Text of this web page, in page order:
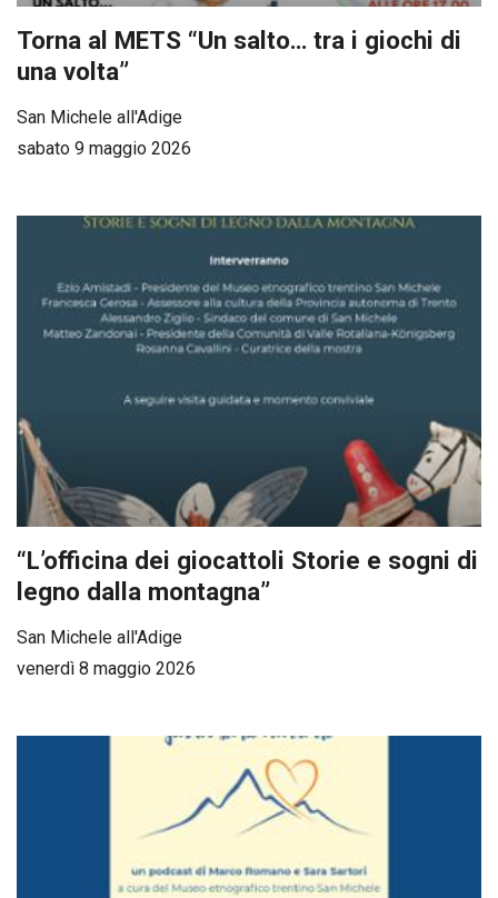
Torna al METS “Un salto… tra i giochi di
una volta”
San Michele all'Adige
sabato 9 maggio 2026
“L’officina dei giocattoli Storie e sogni di
legno dalla montagna”
San Michele all'Adige
venerdì 8 maggio 2026